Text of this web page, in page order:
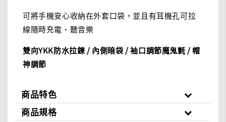
可將手機安心收納在外套口袋，並且有耳機孔可拉
線隨時充電、聽音樂
雙向YKK防水拉鍊 / 內側暗袋 / 袖口調節魔鬼氈 / 帽
神調節
商品特色
商品規格